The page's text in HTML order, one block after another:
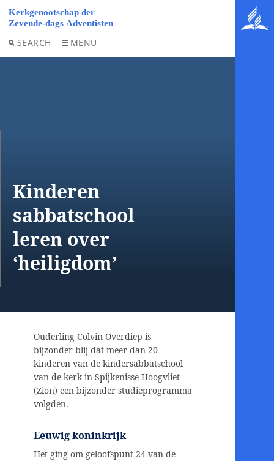
SEARCH MENU
Kinderen
sabbatschool
leren over
‘heiligdom’
Ouderling Colvin Overdiep is
bijzonder blij dat meer dan 20
kinderen van de kindersabbatschool
van de kerk in Spijkenisse-Hoogvliet
(Zion) een bijzonder studieprogramma
volgden.
Eeuwig koninkrijk
Het ging om geloofspunt 24 van de